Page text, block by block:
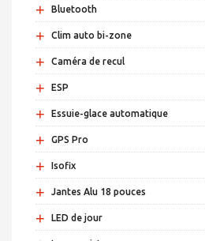
+ Bluetooth
+ Clim auto bi-zone
+ Caméra de recul
+ ESP
+ Essuie-glace automatique
+ GPS Pro
+ Isofix
+ Jantes Alu 18 pouces
+ LED de jour